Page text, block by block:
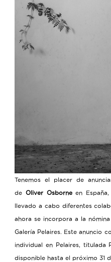
Tenemos el placer de
deOliver Osborneen
llevado a cabo diferentes
ahora se incorpora a la
Galería Pelaires. Este anuncio
individual en Pelaires,
disponible hasta el próximo 31